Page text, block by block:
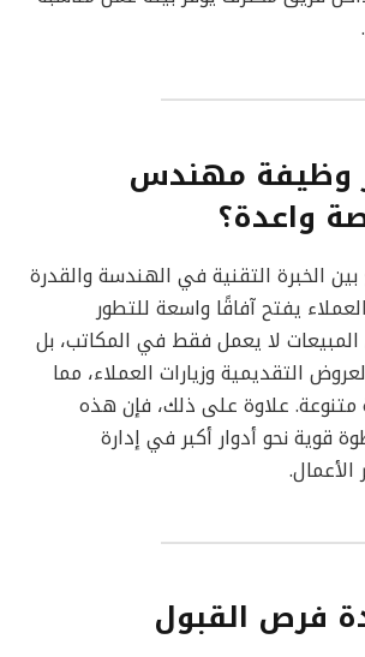
وظيفة مهندس
واعدة؟
الخبرة التقنية في الهندسة والقدرة
يفتح آفاقًا واسعة للتطور
لا يعمل فقط في المكاتب، بل
التقديمية وزيارات العملاء، مما
متنوعة. علاوة على ذلك، فإن هذه
قوية نحو أدوار أكبر في إدارة
الأعمال.
فرص القبول